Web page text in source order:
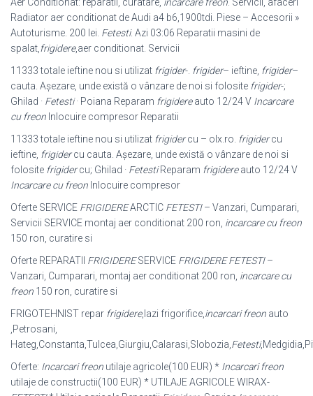
Radiator aer conditionat de Audi a4 b6,1900tdi. Piese – Accesorii »
Autoturisme. 200 lei. Fetesti. Azi 03:06 Reparatii masini de
spalat, frigidere,aer conditionat. Servicii
11333 totale ieftine nou si utilizat frigider-. frigider– ieftine, frigider–
cauta. Așezare, unde există o vânzare de noi si folosite frigider-;
Ghilad · Fetesti· Poiana Reparam frigidereauto 12/24 V Incarcare
cu freon Inlocuire compresor Reparatii
11333 totale ieftine nou si utilizat frigidercu – olx.ro. frigidercu
ieftine, frigidercu cauta. Așezare, unde există o vânzare de noi si
folosite frigidercu; Ghilad · FetestiReparam frigidereauto 12/24 V
Incarcare cu freon Inlocuire compresor
Oferte SERVICE FRIGIDEREARCTIC FETESTI– Vanzari, Cumparari,
Servicii SERVICE montaj aer conditionat 200 ron, incarcare cu freon
150 ron, curatire si
Oferte REPARATII FRIGIDERESERVICE FRIGIDERE FETESTI–
Vanzari, Cumparari, montaj aer conditionat 200 ron, incarcare cu
freon 150 ron, curatire si
FRIGOTEHNIST repar frigidere,lazi frigorifice, incarcari freon auto
,Petrosani,
Hateg,Constanta,Tulcea,Giurgiu,Calarasi,Slobozia, Fetesti
Oferte: Incarcari freon utilaje agricole(100 EUR) * Incarcari freon
utilaje de constructii(100 EUR) * UTILAJE AGRICOLE WIRAX-